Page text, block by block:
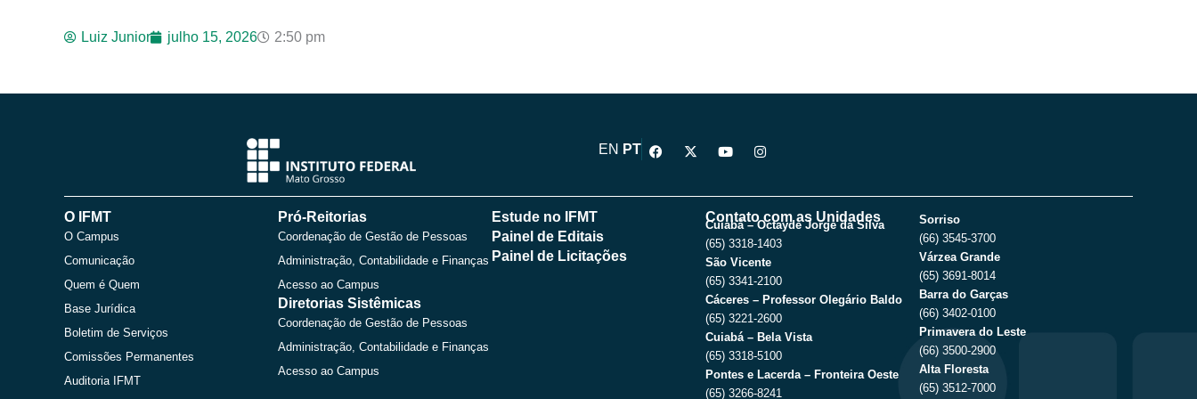
Luiz Junior julho 15, 2026 2:50 pm
EN PT
F
a
b
X
-
i
Y
o
u
b
e
I
n
a
g
r
a
m
O IFMT
O Campus
Comunicação
Quem é Quem
Base Jurídica
Boletim de Serviços
Comissões Permanentes
Auditoria IFMT
Pró-Reitorias
Coordenação de Gestão de Pessoas
Administração, Contabilidade e Finanças
Acesso ao Campus
Diretorias Sistêmicas
Coordenação de Gestão de Pessoas
Administração, Contabilidade e Finanças
Acesso ao Campus
Estude no IFMT
Painel de Editais
Painel de Licitações
Contato com as Unidades
Cuiabá – Octayde Jorge da Silva
(65) 3318-1403
São Vicente
(65) 3341-2100
Cáceres – Professor Olegário Baldo
(65) 3221-2600
Cuiabá – Bela Vista
(65) 3318-5100
Pontes e Lacerda – Fronteira Oeste
(65) 3266-8241
Sorriso
(66) 3545-3700
Várzea Grande
(65) 3691-8014
Barra do Garças
(66) 3402-0100
Primavera do Leste
(66) 3500-2900
Alta Floresta
(65) 3512-7000